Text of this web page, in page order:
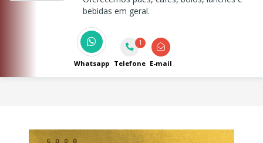
bebidas em geral.
Whatsapp
1
Telefone E-mail